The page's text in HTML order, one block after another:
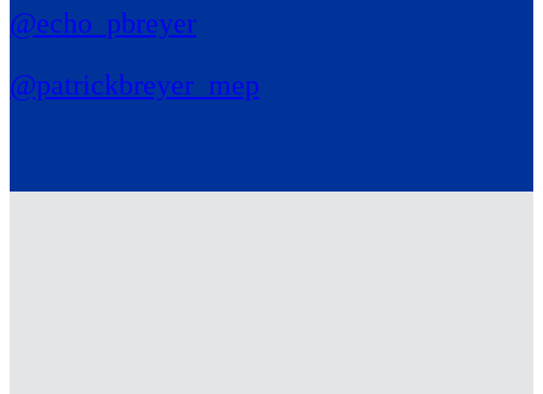
@echo_pbreyer
@patrickbreyer_mep